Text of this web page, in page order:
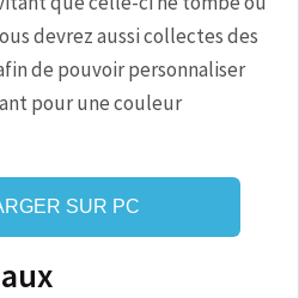
devrez aussi collectes des
de pouvoir personnaliser
pour une couleur
SUR PC